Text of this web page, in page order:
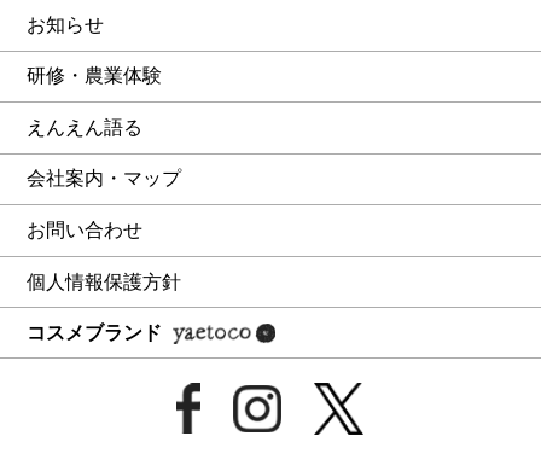
お知らせ
研修・農業体験
えんえん語る
会社案内・マップ
お問い合わせ
個人情報保護方針
コスメブランド